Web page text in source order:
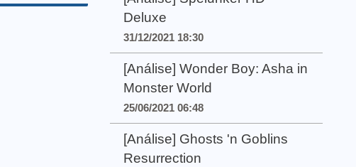
Deluxe
31/12/2021 18:30
[Análise] Wonder Boy: Asha in
Monster World
25/06/2021 06:48
[Análise] Ghosts 'n Goblins
Resurrection